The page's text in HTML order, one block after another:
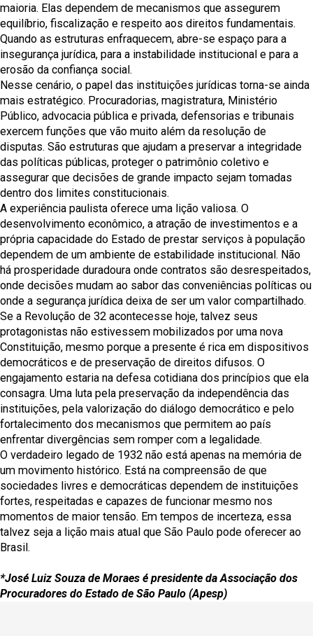
maioria. Elas dependem de mecanismos que assegurem
equilíbrio, fiscalização e respeito aos direitos fundamentais.
Quando as estruturas enfraquecem, abre-se espaço para a
insegurança jurídica, para a instabilidade institucional e para a
erosão da confiança social.
Nesse cenário, o papel das instituições jurídicas torna-se ainda
mais estratégico. Procuradorias, magistratura, Ministério
Público, advocacia pública e privada, defensorias e tribunais
exercem funções que vão muito além da resolução de
disputas. São estruturas que ajudam a preservar a integridade
das políticas públicas, proteger o patrimônio coletivo e
assegurar que decisões de grande impacto sejam tomadas
dentro dos limites constitucionais.
A experiência paulista oferece uma lição valiosa. O
desenvolvimento econômico, a atração de investimentos e a
própria capacidade do Estado de prestar serviços à população
dependem de um ambiente de estabilidade institucional. Não
há prosperidade duradoura onde contratos são desrespeitados,
onde decisões mudam ao sabor das conveniências políticas ou
onde a segurança jurídica deixa de ser um valor compartilhado.
Se a Revolução de 32 acontecesse hoje, talvez seus
protagonistas não estivessem mobilizados por uma nova
Constituição, mesmo porque a presente é rica em dispositivos
democráticos e de preservação de direitos difusos. O
engajamento estaria na defesa cotidiana dos princípios que ela
consagra. Uma luta pela preservação da independência das
instituições, pela valorização do diálogo democrático e pelo
fortalecimento dos mecanismos que permitem ao país
enfrentar divergências sem romper com a legalidade.
O verdadeiro legado de 1932 não está apenas na memória de
um movimento histórico. Está na compreensão de que
sociedades livres e democráticas dependem de instituições
fortes, respeitadas e capazes de funcionar mesmo nos
momentos de maior tensão. Em tempos de incerteza, essa
talvez seja a lição mais atual que São Paulo pode oferecer ao
Brasil.
*José Luiz Souza de Moraes é presidente da Associação dos
Procuradores do Estado de São Paulo (Apesp)